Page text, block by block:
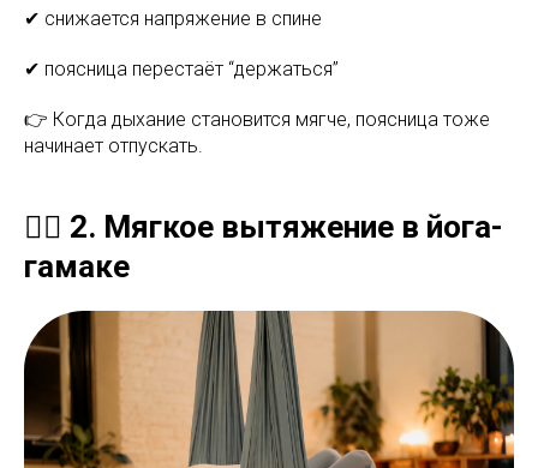
✔ снижается напряжение в спине
✔ поясница перестаёт “держаться”
👉 Когда дыхание становится мягче, поясница тоже
начинает отпускать.
🧘‍♀️ 2. Мягкое вытяжение в йога-
гамаке